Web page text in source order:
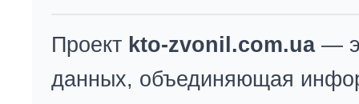
Проект kto-zvonil.com.ua—
данных, объединяющая